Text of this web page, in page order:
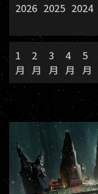
2026 2025 2024
1
月
2
月
3
月
4
月
5
月